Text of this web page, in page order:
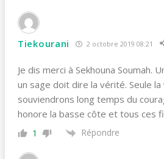
Tiekourani 2 octobre 2019 08:21
Je dis merci à Sekhouna Soumah.
un sage doit dire la vérité. Seule
souviendrons long temps du
honore la basse côte et tous ces
1 Répondre